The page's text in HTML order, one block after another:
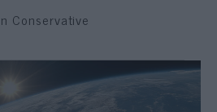
Conservative